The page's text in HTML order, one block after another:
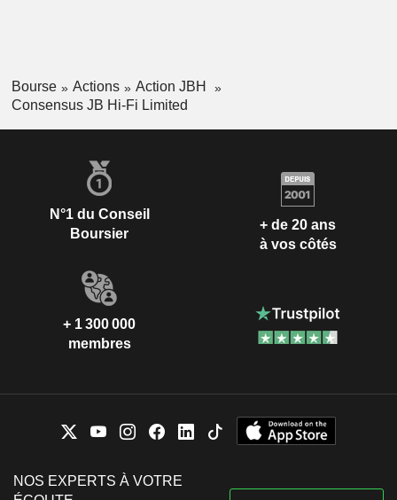
Bourse Actions
Action JBH
Consensus JB Hi-Fi Limited
N°1 du Conseil
Boursier
+ de 20 ans
à vos côtés
+ 1 300 000
membres
NOS EXPERTS À VOTRE